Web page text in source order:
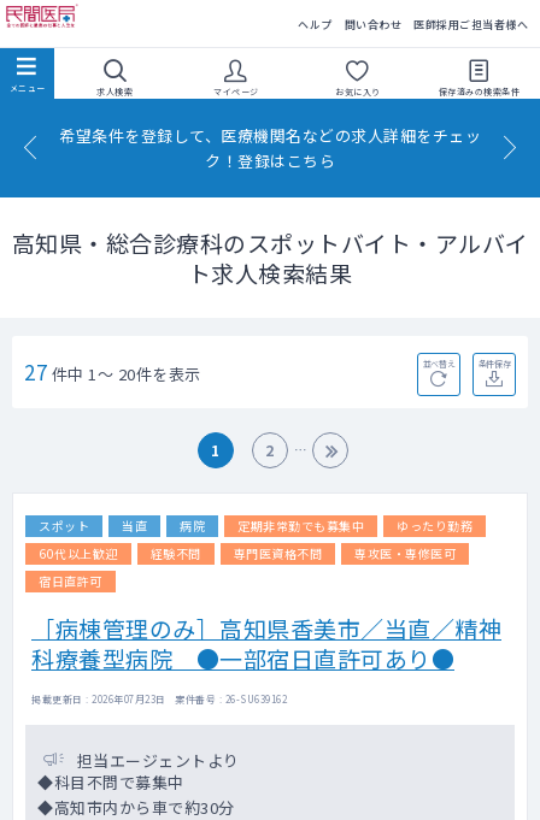
ヘルプ 問い合わせ 医師採用ご担当者様へ
求人検索 マイページ お気に入り 保存済みの検索条件
希望条件を登録して、医療機関名などの求人詳細をチェッ
ク！登録はこちら
高知県・総合診療科のスポットバイト・アルバイ
ト求人検索結果
27 件中 1～ 20件を表示 並べ替え 条件保存
1 2
スポット 当直 病院 定期非常勤でも募集中
ゆったり勤務
60代以上歓迎
経験不問 専門医資格不問
専攻医・専修医可
宿日直許可
［病棟管理のみ］高知県香美市／当直／精神
科療養型病院 ●一部宿日直許可あり●
掲載更新日 : 2026年07月23日 案件番号 : 26-SU639162
担当エージェントより
◆科目不問で募集中
◆高知市内から車で約30分